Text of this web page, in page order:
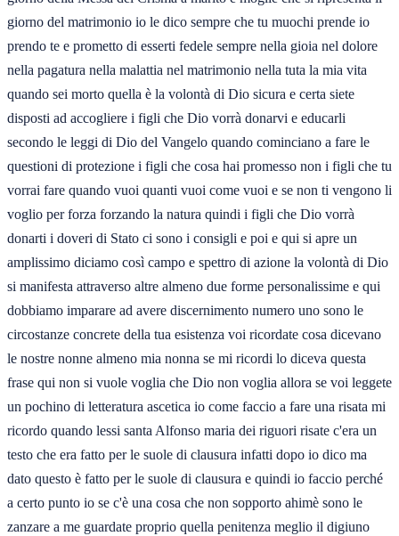
giorno del matrimonio io le dico sempre che tu muochi prende io
prendo te e prometto di esserti fedele sempre nella gioia nel dolore
nella pagatura nella malattia nel matrimonio nella tuta la mia vita
quando sei morto quella è la volontà di Dio sicura e certa siete
disposti ad accogliere i figli che Dio vorrà donarvi e educarli
secondo le leggi di Dio del Vangelo quando cominciano a fare le
questioni di protezione i figli che cosa hai promesso non i figli che tu
vorrai fare quando vuoi quanti vuoi come vuoi e se non ti vengono li
voglio per forza forzando la natura quindi i figli che Dio vorrà
donarti i doveri di Stato ci sono i consigli e poi e qui si apre un
amplissimo diciamo così campo e spettro di azione la volontà di Dio
si manifesta attraverso altre almeno due forme personalissime e qui
dobbiamo imparare ad avere discernimento numero uno sono le
circostanze concrete della tua esistenza voi ricordate cosa dicevano
le nostre nonne almeno mia nonna se mi ricordi lo diceva questa
frase qui non si vuole voglia che Dio non voglia allora se voi leggete
un pochino di letteratura ascetica io come faccio a fare una risata mi
ricordo quando lessi santa Alfonso maria dei riguori risate c'era un
testo che era fatto per le suole di clausura infatti dopo io dico ma
dato questo è fatto per le suole di clausura e quindi io faccio perché
a certo punto io se c'è una cosa che non sopporto ahimè sono le
zanzare a me guardate proprio quella penitenza meglio il digiuno